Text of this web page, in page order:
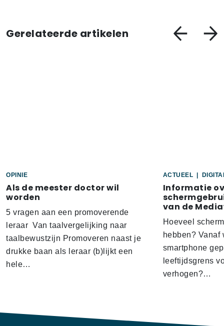
Gerelateerde artikelen
OPINIE
Als de meester doctor wil
worden
5 vragen aan een promoverende
leraar Van taalvergelijking naar
taalbewustzijn Promoveren naast je
drukke baan als leraar (b)lijkt een
hele…
ACTUEEL
Informatie
van de
Hoeveel
hebben?
smartphone
leeftijdsgrens
verhogen?…